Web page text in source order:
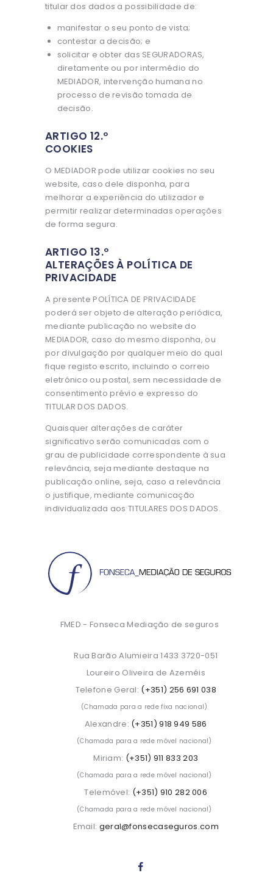
titular dos dados a possibilidade de:
manifestar o seu ponto de vista;
contestar a decisão; e
solicitar e obter das SEGURADORAS,
diretamente ou por intermédio do
MEDIADOR, intervenção humana no
processo de revisão tomada de
decisão.
ARTIGO 12.º
COOKIES
O MEDIADOR pode utilizar cookies no seu
website, caso dele disponha, para
melhorar a experiência do utilizador e
permitir realizar determinadas operações
de forma segura.
ARTIGO 13.º
ALTERAÇÕES À POLÍTICA DE
PRIVACIDADE
A presente POLÍTICA DE PRIVACIDADE
poderá ser objeto de alteração periódica,
mediante publicação no website do
MEDIADOR, caso do mesmo disponha, ou
por divulgação por qualquer meio do qual
fique registo escrito, incluindo o correio
eletrónico ou postal, sem necessidade de
consentimento prévio e expresso do
TITULAR DOS DADOS.
Quaisquer alterações de caráter
significativo serão comunicadas com o
grau de publicidade correspondente à sua
relevância, seja mediante destaque na
publicação online, seja, caso a relevância
o justifique, mediante comunicação
individualizada aos TITULARES DOS DADOS.
FMED - Fonseca Mediação de seguros
Rua Barão Alumieira 1433 3720-051
Loureiro Oliveira de Azeméis
Telefone Geral: (+351) 256 691 038
(Chamada para a rede fixa nacional)
Alexandre: (+351) 918 949 586
(Chamada para a rede móvel nacional)
Miriam: (+351) 911 833 203
(Chamada para a rede móvel nacional)
Telemóvel: (+351) 910 282 006
(Chamada para a rede móvel nacional)
Email: geral@fonsecaseguros.com